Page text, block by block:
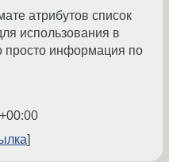
атрибутов список
использования в
просто информация по